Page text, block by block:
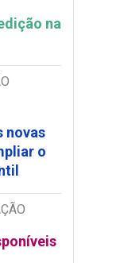
na
novas
o